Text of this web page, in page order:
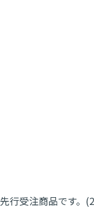
行受注商品です。